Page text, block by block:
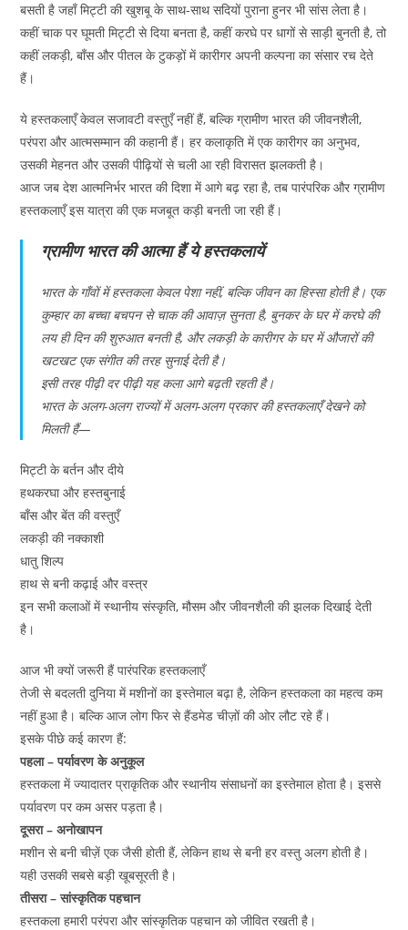
बसती है जहाँ मिट्टी की खुशबू के साथ-साथ सदियों पुराना हुनर भी सांस लेता है।
कहीं चाक पर घूमती मिट्टी से दिया बनता है, कहीं करघे पर धागों से साड़ी बुनती है, तो
कहीं लकड़ी, बाँस और पीतल के टुकड़ों में कारीगर अपनी कल्पना का संसार रच देते
हैं।
ये हस्तकलाएँ केवल सजावटी वस्तुएँ नहीं हैं, बल्कि ग्रामीण भारत की जीवनशैली,
परंपरा और आत्मसम्मान की कहानी हैं। हर कलाकृति में एक कारीगर का अनुभव,
उसकी मेहनत और उसकी पीढ़ियों से चली आ रही विरासत झलकती है।
आज जब देश आत्मनिर्भर भारत की दिशा में आगे बढ़ रहा है, तब पारंपरिक और ग्रामीण
हस्तकलाएँ इस यात्रा की एक मजबूत कड़ी बनती जा रही हैं।
ग्रामीण भारत की आत्मा हैं ये हस्तकलायें
भारत के गाँवों में हस्तकला केवल पेशा नहीं, बल्कि जीवन का हिस्सा होती है। एक
कुम्हार का बच्चा बचपन से चाक की आवाज़ सुनता है, बुनकर के घर में करघे की
लय ही दिन की शुरुआत बनती है, और लकड़ी के कारीगर के घर में औजारों की
खटखट एक संगीत की तरह सुनाई देती है।
इसी तरह पीढ़ी दर पीढ़ी यह कला आगे बढ़ती रहती है।
भारत के अलग-अलग राज्यों में अलग-अलग प्रकार की हस्तकलाएँ देखने को
मिलती हैं—
मिट्टी के बर्तन और दीये
हथकरघा और हस्तबुनाई
बाँस और बेंत की वस्तुएँ
लकड़ी की नक्काशी
धातु शिल्प
हाथ से बनी कढ़ाई और वस्त्र
इन सभी कलाओं में स्थानीय संस्कृति, मौसम और जीवनशैली की झलक दिखाई देती
है।
आज भी क्यों जरूरी हैं पारंपरिक हस्तकलाएँ
तेजी से बदलती दुनिया में मशीनों का इस्तेमाल बढ़ा है, लेकिन हस्तकला का महत्व कम
नहीं हुआ है। बल्कि आज लोग फिर से हैंडमेड चीज़ों की ओर लौट रहे हैं।
इसके पीछे कई कारण हैं:
पहला – पर्यावरण के अनुकूल
हस्तकला में ज्यादातर प्राकृतिक और स्थानीय संसाधनों का इस्तेमाल होता है। इससे
पर्यावरण पर कम असर पड़ता है।
दूसरा – अनोखापन
मशीन से बनी चीज़ें एक जैसी होती हैं, लेकिन हाथ से बनी हर वस्तु अलग होती है।
यही उसकी सबसे बड़ी खूबसूरती है।
तीसरा – सांस्कृतिक पहचान
हस्तकला हमारी परंपरा और सांस्कृतिक पहचान को जीवित रखती है।